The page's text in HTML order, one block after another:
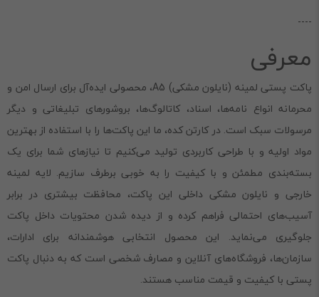
----
معرفی
پاکت پستی لمینه (نایلون مشکی) A5، محصولی ایده‌آل برای ارسال امن و
محرمانه انواع نامه‌ها، اسناد، کاتالوگ‌ها، بروشورهای تبلیغاتی و دیگر
مرسولات سبک است. در کارتن کده، ما این پاکت‌ها را با استفاده از بهترین
مواد اولیه و با طراحی کاربردی تولید می‌کنیم تا نیازهای شما برای یک
بسته‌بندی مطمئن و با کیفیت را به خوبی برطرف سازیم. لایه لمینه
خارجی و نایلون مشکی داخلی این پاکت، محافظت بیشتری در برابر
آسیب‌های احتمالی فراهم کرده و از دیده شدن محتویات داخل پاکت
جلوگیری می‌نماید. این محصول انتخابی هوشمندانه برای ادارات،
سازمان‌ها، فروشگاه‌های آنلاین و مصارف شخصی است که به دنبال پاکت
پستی با کیفیت و قیمت مناسب هستند.